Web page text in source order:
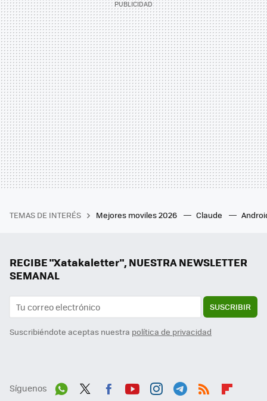
TEMAS DE INTERÉS Mejores moviles 2026 Claude
RECIBE "Xatakaletter", NUESTRA NEWSLETTER
SEMANAL
SUSCRIBIR
Suscribiéndote aceptas nuestra política de privacidad
Síguenos